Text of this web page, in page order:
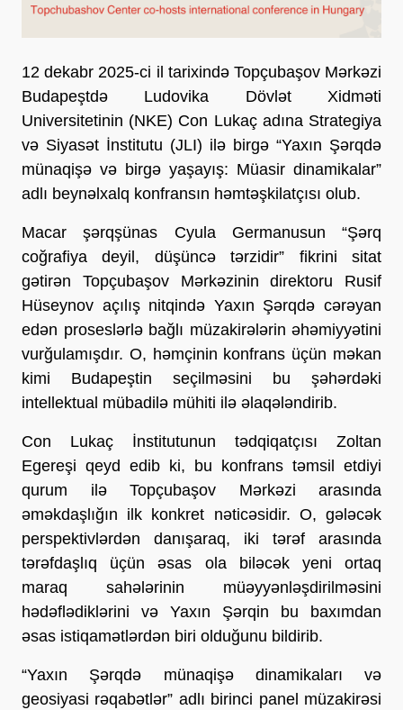
12 dekabr 2025-ci il tarixində Topçubaşov Mərkəzi
Budapeştdə Ludovika Dövlət Xidməti
Universitetinin (NKE) Con Lukaç adına Strategiya
və Siyasət İnstitutu (JLI) ilə birgə “Yaxın Şərqdə
münaqişə və birgə yaşayış: Müasir dinamikalar”
adlı beynəlxalq konfransın həmtəşkilatçısı olub.
Macar şərqşünas Cyula Germanusun “Şərq
coğrafiya deyil, düşüncə tərzidir” fikrini sitat
gətirən Topçubaşov Mərkəzinin direktoru Rusif
Hüseynov açılış nitqində Yaxın Şərqdə cərəyan
edən proseslərlə bağlı müzakirələrin əhəmiyyətini
vurğulamışdır. O, həmçinin konfrans üçün məkan
kimi Budapeştin seçilməsini bu şəhərdəki
intellektual mübadilə mühiti ilə əlaqələndirib.
Con Lukaç İnstitutunun tədqiqatçısı Zoltan
Egereşi qeyd edib ki, bu konfrans təmsil etdiyi
qurum ilə Topçubaşov Mərkəzi arasında
əməkdaşlığın ilk konkret nəticəsidir. O, gələcək
perspektivlərdən danışaraq, iki tərəf arasında
tərəfdaşlıq üçün əsas ola biləcək yeni ortaq
maraq sahələrinin müəyyənləşdirilməsini
hədəflədiklərini və Yaxın Şərqin bu baxımdan
əsas istiqamətlərdən biri olduğunu bildirib.
“Yaxın Şərqdə münaqişə dinamikaları və
geosiyasi rəqabətlər” adlı birinci panel müzakirəsi